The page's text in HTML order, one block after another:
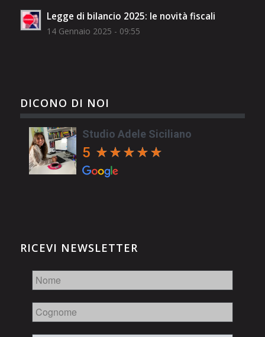
Legge di bilancio 2025: le novità fiscali
14 Gennaio 2025 - 09:55
DICONO DI NOI
Studio Adele Siciliano
5
RICEVI NEWSLETTER
Nome
Cognome